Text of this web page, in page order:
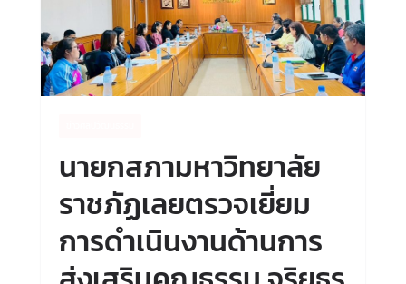
นายกสภามหาวิทยาลัย
ราชภัฏเลยตรวจเยี่ยม
การดำเนินงานด้านการ